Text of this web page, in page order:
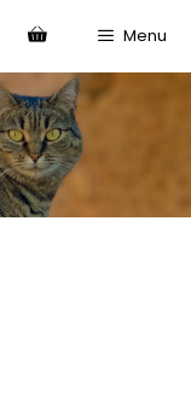
Menu